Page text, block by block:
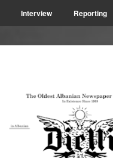
Interview Reporting